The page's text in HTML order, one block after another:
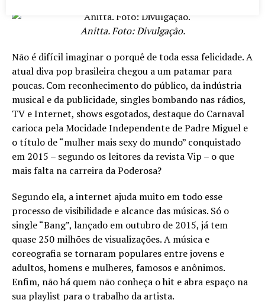
Anitta. Foto: Divulgação.
Não é difícil imaginar o porquê de toda essa felicidade. A
atual diva pop brasileira chegou a um patamar para
poucas. Com reconhecimento do público, da indústria
musical e da publicidade, singles bombando nas rádios,
TV e Internet, shows esgotados, destaque do Carnaval
carioca pela Mocidade Independente de Padre Miguel e
o título de “mulher mais sexy do mundo” conquistado
em 2015 – segundo os leitores da revista Vip – o que
mais falta na carreira da Poderosa?
Segundo ela, a internet ajuda muito em todo esse
processo de visibilidade e alcance das músicas. Só o
single “Bang”, lançado em outubro de 2015, já tem
quase 250 milhões de visualizações. A música e
coreografia se tornaram populares entre jovens e
adultos, homens e mulheres, famosos e anônimos.
Enfim, não há quem não conheça o hit e abra espaço na
sua playlist para o trabalho da artista.